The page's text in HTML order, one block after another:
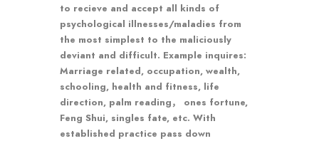
to recieve and accept all kinds of
psychological illnesses/maladies from
the most simplest to the maliciously
deviant and difficult. Example inquires:
Marriage related, occupation, wealth,
schooling, health and fitness, life
direction, palm reading， ones fortune,
Feng Shui, singles fate, etc. With
established practice pass down